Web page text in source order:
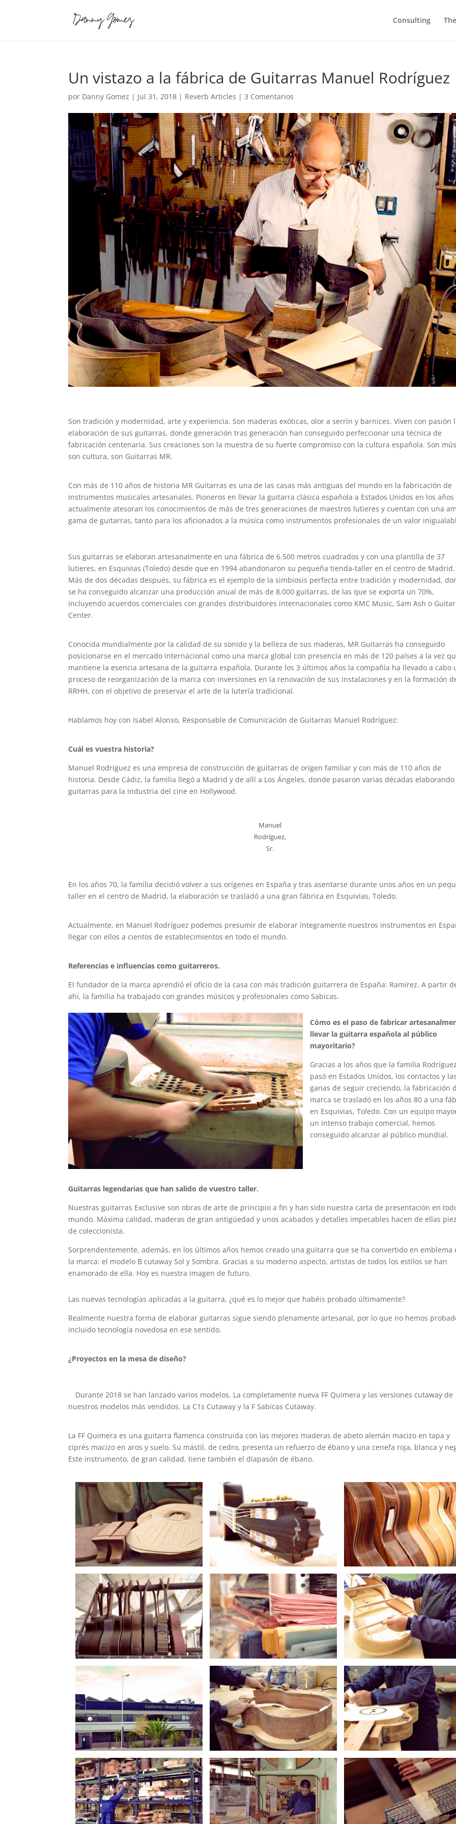
Consulting
Un vistazo a la fábrica de Guitarras Manuel Rodríguez
por Danny Gomez | Jul 31, 2018 | Reverb Articles |3 Comentarios
Son tradición y modernidad, arte y experiencia. Son maderas exóticas, olor a serrín y barnices. Viven con pasión
elaboración de sus guitarras, donde generación tras generación han conseguido perfeccionar una técnica de
fabricación centenaria. Sus creaciones son la muestra de su fuerte compromiso con la cultura española. Son
son cultura, son Guitarras MR.
Con más de 110 años de historia MR Guitarras es una de las casas más antiguas del mundo en la fabricación de
instrumentos musicales artesanales. Pioneros en llevar la guitarra clásica española a Estados Unidos en los años
actualmente atesoran los conocimientos de más de tres generaciones de maestros lutieres y cuentan con una
gama de guitarras, tanto para los aficionados a la música como instrumentos profesionales de un valor
Sus guitarras se elaboran artesanalmente en una fábrica de 6.500 metros cuadrados y con una plantilla de 37
lutieres, en Esquivias (Toledo) desde que en 1994 abandonaron su pequeña tienda-taller en el centro de Madrid.
Más de dos décadas después, su fábrica es el ejemplo de la simbiosis perfecta entre tradición y modernidad,
se ha conseguido alcanzar una producción anual de más de 8.000 guitarras, de las que se exporta un 70%,
incluyendo acuerdos comerciales con grandes distribuidores internacionales como KMC Music, Sam Ash o Guitar
Center.
Conocida mundialmente por la calidad de su sonido y la belleza de sus maderas, MR Guitarras ha conseguido
posicionarse en el mercado internacional como una marca global con presencia en más de 120 países a la vez
mantiene la esencia artesana de la guitarra española. Durante los 3 últimos años la compañía ha llevado a cabo
proceso de reorganización de la marca con inversiones en la renovación de sus instalaciones y en la formación
RRHH, con el objetivo de preservar el arte de la lutería tradicional.
Hablamos hoy con Isabel Alonso, Responsable de Comunicación de Guitarras Manuel Rodríguez:
Cuál es vuestra historia?
Manuel Rodríguez es una empresa de construcción de guitarras de origen familiar y con más de 110 años de
historia. Desde Cádiz, la familia llegó a Madrid y de allí a Los Ángeles, donde pasaron varias décadas elaborando
guitarras para la industria del cine en Hollywood.
Manuel
Rodríguez,
Sr.
En los años 70, la familia decidió volver a sus orígenes en España y tras asentarse durante unos años en un
taller en el centro de Madrid, la elaboración se trasladó a una gran fábrica en Esquivias, Toledo.
Actualmente, en Manuel Rodríguez podemos presumir de elaborar íntegramente nuestros instrumentos en
llegar con ellos a cientos de establecimientos en todo el mundo.
Referencias e influencias como guitarreros.
El fundador de la marca aprendió el oficio de la casa con más tradición guitarrera de España: Ramírez. A partir
ahí, la familia ha trabajado con grandes músicos y profesionales como Sabicas.
Cómo es el paso de fabricar
llevar la guitarra española al público
mayoritario?
Gracias a los años que la familia
pasó en Estados Unidos, los contactos y
ganas de seguir creciendo, la fabricación
marca se trasladó en los años 80 a una
en Esquivias, Toledo. Con un equipo
un intenso trabajo comercial, hemos
conseguido alcanzar al público mundial.
Guitarras legendarias que han salido de vuestro taller.
Nuestras guitarras Exclusive son obras de arte de principio a fin y han sido nuestra carta de presentación en
mundo. Máxima calidad, maderas de gran antigüedad y unos acabados y detalles impecables hacen de ellas
de coleccionista.
Sorprendentemente, además, en los últimos años hemos creado una guitarra que se ha convertido en emblema
la marca: el modelo B cutaway Sol y Sombra. Gracias a su moderno aspecto, artistas de todos los estilos se han
enamorado de ella. Hoy es nuestra imagen de futuro.
Las nuevas tecnologías aplicadas a la guitarra, ¿qué es lo mejor que habéis probado últimamente?
Realmente nuestra forma de elaborar guitarras sigue siendo plenamente artesanal, por lo que no hemos
incluido tecnología novedosa en ese sentido.
¿Proyectos en la mesa de diseño?
Durante 2018 se han lanzado varios modelos. La completamente nueva FF Quimera y las versiones cutaway de
nuestros modelos más vendidos. La C1s Cutaway y la F Sabicas Cutaway.
La FF Quimera es una guitarra flamenca construida con las mejores maderas de abeto alemán macizo en tapa y
ciprés macizo en aros y suelo. Su mástil, de cedro, presenta un refuerzo de ébano y una cenefa roja, blanca y
Este instrumento, de gran calidad, tiene también el diapasón de ébano.